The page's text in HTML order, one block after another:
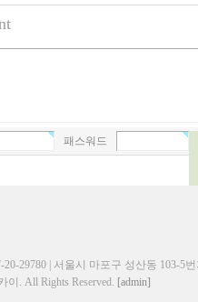
패스워드
29780 | 서울시 마포구 성산동 103-5
. All Rights Reserved. [admin]